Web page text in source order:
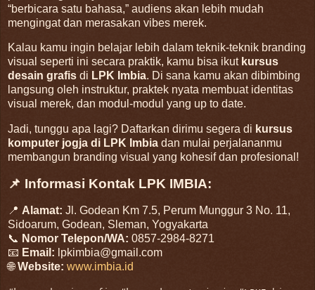
“berbicara satu bahasa,” audiens akan lebih mudah
mengingat dan merasakan vibes merek.
Kalau kamu ingin belajar lebih dalam teknik-teknik branding
visual seperti ini secara praktik, kamu bisa ikut kursus
desain grafis di LPK Imbia. Di sana kamu akan dibimbing
langsung oleh instruktur, praktek nyata membuat identitas
visual merek, dan modul-modul yang up to date.
Jadi, tunggu apa lagi? Daftarkan dirimu segera di kursus
komputer jogja di LPK Imbia dan mulai perjalananmu
membangun branding visual yang kohesif dan profesional!
📌 Informasi Kontak LPK IMBIA:
📍 Alamat: Jl. Godean Km 7.5, Perum Munggur 3 No. 11,
Sidoarum, Godean, Sleman, Yogyakarta
📞 Nomor Telepon/WA: 0857-2984-8271
📧 Email: lpkimbia@gmail.com
🌐Website: www.imbia.id